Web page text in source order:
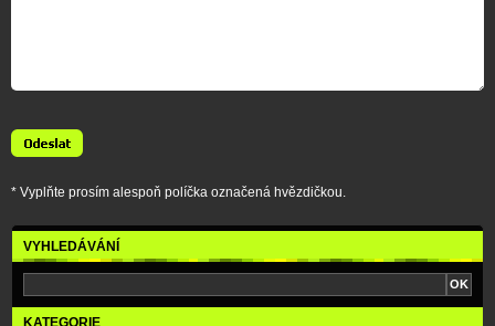
* Vyplňte prosím alespoň políčka označená hvězdičkou.
VYHLEDÁVÁNÍ
KATEGORIE